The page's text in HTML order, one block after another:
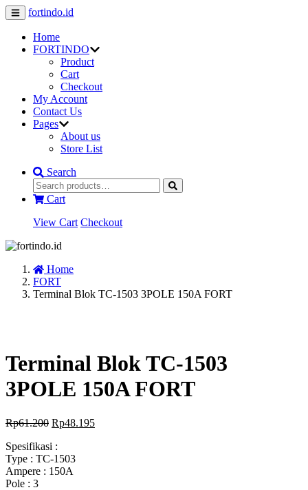
fortindo.id
Home
FORTINDO
Product
Cart
Checkout
My Account
Contact Us
Pages
About us
Store List
Search
Cart
View Cart Checkout
Home
FORT
Terminal Blok TC-1503 3POLE 150A FORT
Terminal Blok TC-1503
3POLE 150A FORT
Rp61.200 Rp48.195
Spesifikasi :
Type : TC-1503
Ampere : 150A
Pole : 3